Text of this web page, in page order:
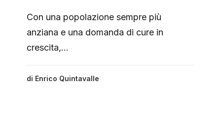
Con una popolazione sempre più
anziana e una domanda di cure in
crescita,…
di Enrico Quintavalle